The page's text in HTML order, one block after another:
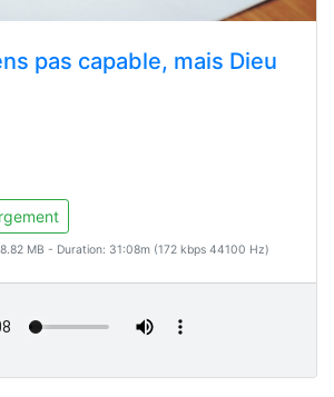
pas capable, mais Dieu
MB - Duration: 31:08m (172 kbps 44100 Hz)